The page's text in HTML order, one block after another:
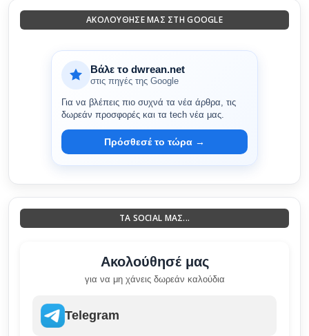
ΑΚΟΛΟΎΘΗΣΈ ΜΑΣ ΣΤΗ GOOGLE
Βάλε το dwrean.net
στις πηγές της Google
Για να βλέπεις πιο συχνά τα νέα άρθρα, τις
δωρεάν προσφορές και τα tech νέα μας.
Πρόσθεσέ το τώρα →
ΤΑ SOCIAL ΜΑΣ...
Ακολούθησέ μας
για να μη χάνεις δωρεάν καλούδια
Telegram